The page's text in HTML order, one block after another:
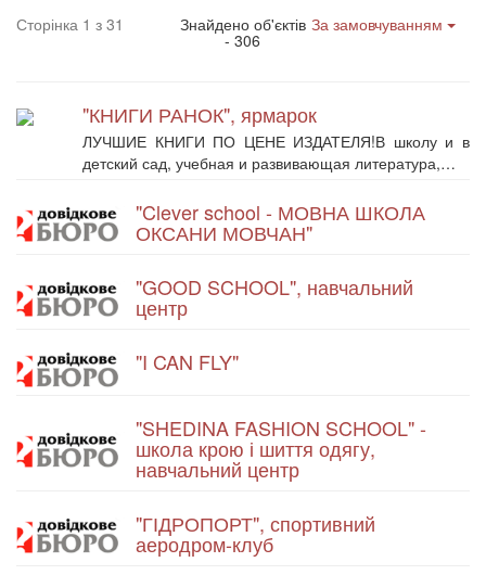
Сторінка 1 з 31 Знайдено об'єктів
- 306
За замовчуванням
"КНИГИ РАНОК", ярмарок
ЛУЧШИЕ КНИГИ ПО ЦЕНЕ ИЗДАТЕЛЯ!В школу и в
детский сад, учебная и развивающая литература,…
"Clever school - МОВНА ШКОЛА
ОКСАНИ МОВЧАН"
"GOOD SCHOOL", навчальний
центр
"I CAN FLY"
"SHEDINA FASHION SCHOOL" -
школа крою і шиття одягу,
навчальний центр
"ГІДРОПОРТ", спортивний
аеродром-клуб